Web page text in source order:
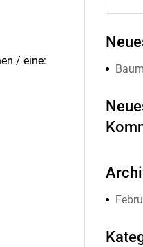
/ eine: